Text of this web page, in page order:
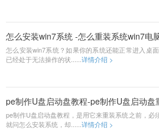
怎么安装win7系统 -怎么重装系统win7电
怎么安装win7系统？如果你的系统还能正常进入桌
已经处于无法操作的状......详情介绍 >
pe制作U盘启动盘教程-pe制作U盘启动盘
pe制作U盘启动盘教程，是用它来重装系统之前，必
就问怎么安装系统，却...... 详情介绍 >